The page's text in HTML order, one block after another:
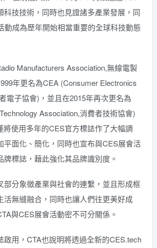
科技技術，同時也見證諸多產業發展，同
動成為歷年開始相當重要的全球科技動態
Manufacturers Association,無線電製
年更名為CEA (Consumer Electronics
電子協會)，並且在2015年再次更名為
Association,消費者技術協會)
將使用多年的CES官方標誌作了大幅調
平面化、簡化，同時也宣布與CES展會活
牌標誌，藉此強化其品牌識別度。
部分象徵產業與社會的連繫，並且形成框
活無縫融合，同時也讓人們往更美好成
與CES展會活動密不可分關係。
啟用，CTA也說明將透過全新的CES.tech